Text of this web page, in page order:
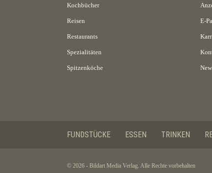
Kochbücher
Reisen
Restaurants
Spezialitäten
Spitzenköche
E-
FUNDSTÜCKE ESSEN TRINKEN
© 2026 - Bildart Media Verlag. Alle Rechte vorbehalten